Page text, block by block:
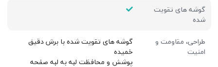
گوشه های تقویت
شده
طراحی، مقاومت و
امنیت
گوشه های تقویت شده با برش دقیق
خمیده
پوشش و محافظت لبه به لبه صفحه